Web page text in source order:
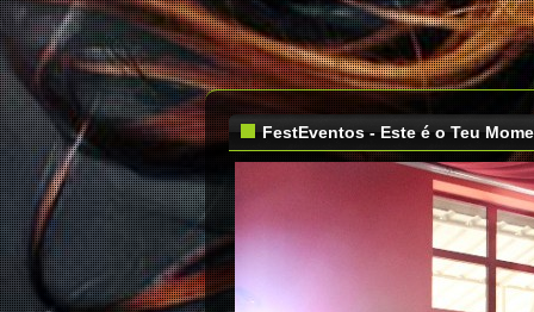
FestEventos - Este é o Teu